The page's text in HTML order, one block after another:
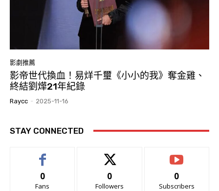
影劇推薦
影帝世代換血！易烊千璽《小小的我》奪金雞、
終結劉燁21年紀錄
Raycc - 2025-11-16
STAY CONNECTED
0
Fans
0
Followers
0
Subscribers